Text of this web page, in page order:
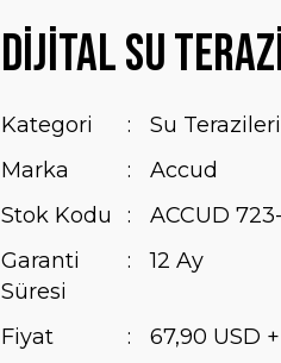
Dijital Su
Kategori
Su Terazileri
Marka
Accud
Stok Kodu
ACCUD
Garanti
Süresi
12 Ay
Fiyat 67,90 USD